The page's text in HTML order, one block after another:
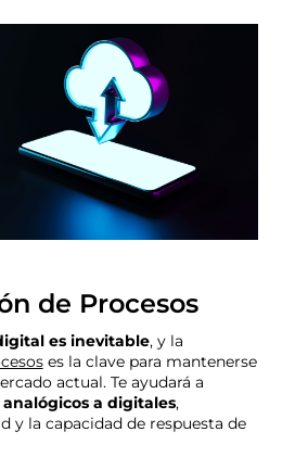
de Procesos
es inevitable, y la
es la clave para mantenerse
actual. Te ayudará a
a digitales,
y la capacidad de respuesta de